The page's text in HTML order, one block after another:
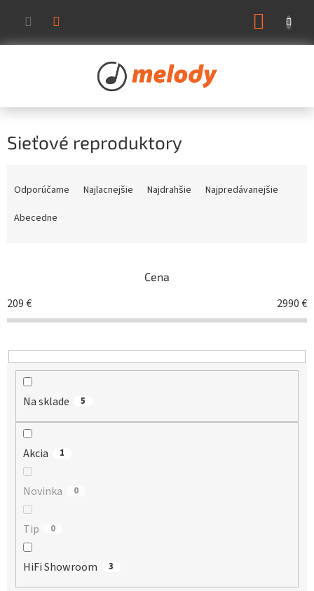
obsah
Sieťové reproduktory
o
d
Odporúčame Najlacnejšie Najdrahšie
Najpredávanejšie
Abecedne
Cena
209€ 2990€
Na sklade 5
Akcia 1
Novinka 0
Tip 0
HiFi Showroom 3